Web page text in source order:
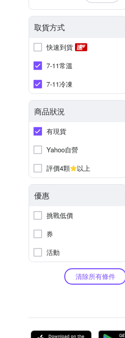
取貨方式
快速到貨
7-11常溫
7-11冷凍
商品狀況
有現貨
Yahoo自營
評價4顆
以上
優惠
挑戰低價
券
活動
清除所有條件